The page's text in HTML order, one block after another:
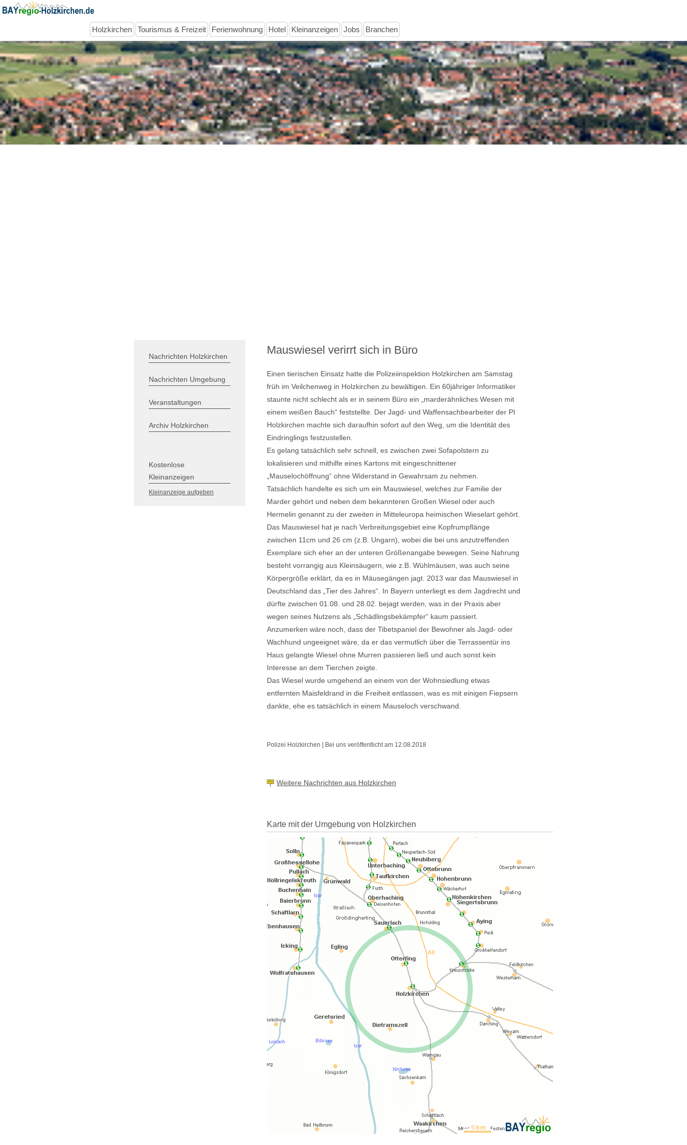
Holzkirchen Tourismus & Freizeit Ferienwohnung Hotel Kleinanzeigen Jobs Branchen
Nachrichten Holzkirchen
Nachrichten Umgebung
Veranstaltungen
Archiv Holzkirchen
Kostenlose
Kleinanzeigen
Kleinanzeige aufgeben
Mauswiesel verirrt sich in Büro
Einen tierischen Einsatz hatte die Polizeiinspektion Holzkirchen am Samstag
früh im Veilchenweg in Holzkirchen zu bewältigen. Ein 60jähriger Informatiker
staunte nicht schlecht als er in seinem Büro ein „marderähnliches Wesen mit
einem weißen Bauch“ feststellte. Der Jagd- und Waffensachbearbeiter der PI
Holzkirchen machte sich daraufhin sofort auf den Weg, um die Identität des
Eindringlings festzustellen.
Es gelang tatsächlich sehr schnell, es zwischen zwei Sofapolstern zu
lokalisieren und mithilfe eines Kartons mit eingeschnittener
„Mauselochöffnung“ ohne Widerstand in Gewahrsam zu nehmen.
Tatsächlich handelte es sich um ein Mauswiesel, welches zur Familie der
Marder gehört und neben dem bekannteren Großen Wiesel oder auch
Hermelin genannt zu der zweiten in Mitteleuropa heimischen Wieselart gehört.
Das Mauswiesel hat je nach Verbreitungsgebiet eine Kopfrumpflänge
zwischen 11cm und 26 cm (z.B. Ungarn), wobei die bei uns anzutreffenden
Exemplare sich eher an der unteren Größenangabe bewegen. Seine Nahrung
besteht vorrangig aus Kleinsäugern, wie z.B. Wühlmäusen, was auch seine
Körpergröße erklärt, da es in Mäusegängen jagt. 2013 war das Mauswiesel in
Deutschland das „Tier des Jahres“. In Bayern unterliegt es dem Jagdrecht und
dürfte zwischen 01.08. und 28.02. bejagt werden, was in der Praxis aber
wegen seines Nutzens als „Schädlingsbekämpfer“ kaum passiert.
Anzumerken wäre noch, dass der Tibetspaniel der Bewohner als Jagd- oder
Wachhund ungeeignet wäre, da er das vermutlich über die Terrassentür ins
Haus gelangte Wiesel ohne Murren passieren ließ und auch sonst kein
Interesse an dem Tierchen zeigte.
Das Wiesel wurde umgehend an einem von der Wohnsiedlung etwas
entfernten Maisfeldrand in die Freiheit entlassen, was es mit einigen Fiepsern
dankte, ehe es tatsächlich in einem Mauseloch verschwand.
Polizei Holzkirchen | Bei uns veröffentlicht am 12.08.2018
Weitere Nachrichten aus Holzkirchen
Karte mit der Umgebung von Holzkirchen